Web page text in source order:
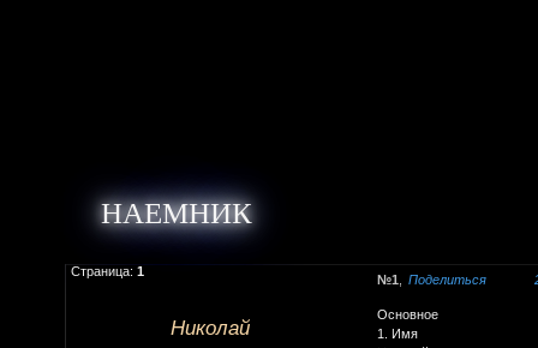
НАЕМНИК
Страница: 1
Поделиться
1
Николай
Основное
1. Имя